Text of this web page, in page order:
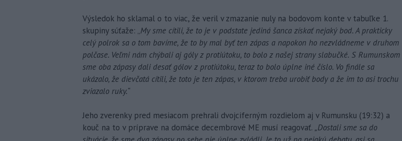
Výsledok ho sklamal o to viac, že veril v zmazanie nuly na bodovom konte v tabuľke 1.
skupiny súťaže: „My sme cítili, že to je v podstate jediná šanca získať nejaký bod. A prakticky
celý polrok sa o tom bavíme, že to by mal byť ten zápas a napokon ho nezvládneme v druhom
polčase. Veľmi nám chýbali aj góly z protiútoku, to bolo z našej strany slabučké. S Rumunskom
sme oba zápasy dali desať gólov z protiútoku, teraz to bolo úplne iné číslo. Vo finále sa
ukázalo, že dievčatá cítili, že toto je ten zápas, v ktorom treba urobiť body a že im to asi trochu
zviazalo ruky.“
Jeho zverenky pred mesiacom prehrali dvojciferným rozdielom aj v Rumunsku (19:32) a
kouč na to v príprave na domáce decembrové ME musí reagovať. „Dostali sme sa do